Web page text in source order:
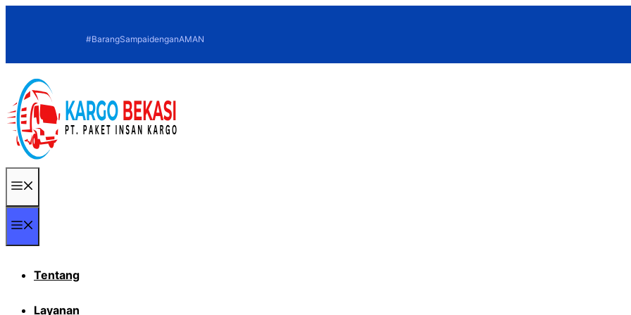
#BarangSampaidenganAMAN
Tentang
Layanan